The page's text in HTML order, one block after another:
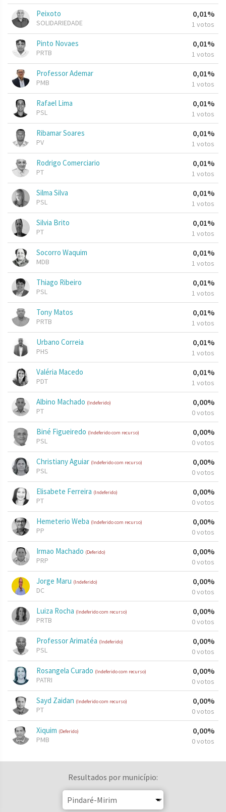
Peixoto
SOLIDARIEDADE
0,01%
1 votos
Pinto Novaes
PRTB
0,01%
1 votos
Professor Ademar
PMB
0,01%
1 votos
Rafael Lima
PSL
0,01%
1 votos
Ribamar Soares
PV
0,01%
1 votos
Rodrigo Comerciario
PT
0,01%
1 votos
Silma Silva
PSL
0,01%
1 votos
Silvia Brito
PT
0,01%
1 votos
Socorro Waquim
MDB
0,01%
1 votos
Thiago Ribeiro
PSL
0,01%
1 votos
Tony Matos
PRTB
0,01%
1 votos
Urbano Correia
PHS
0,01%
1 votos
Valéria Macedo
PDT
0,01%
1 votos
Albino Machado (Indeferido)
PT
0,00%
0 votos
Biné Figueiredo (Indeferido com recurso)
PSL
0,00%
0 votos
Christiany Aguiar (Indeferido com recurso)
PSL
0,00%
0 votos
Elisabete Ferreira (Indeferido)
PT
0,00%
0 votos
Hemeterio Weba (Indeferido com recurso)
PP
0,00%
0 votos
Irmao Machado (Deferido)
PRP
0,00%
0 votos
Jorge Maru (Indeferido)
DC
0,00%
0 votos
Luiza Rocha (Indeferido com recurso)
PRTB
0,00%
0 votos
Professor Arimatéa (Indeferido)
PSL
0,00%
0 votos
Rosangela Curado (Indeferido com recurso)
PATRI
0,00%
0 votos
Sayd Zaidan (Indeferido com recurso)
PT
0,00%
0 votos
Xiquim (Deferido)
PMB
0,00%
0 votos
Resultados por município: